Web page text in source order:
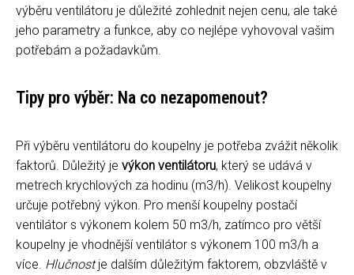
výběru ventilátoru je důležité zohlednit nejen cenu, ale také
jeho parametry a funkce, aby co nejlépe vyhovoval vašim
potřebám a požadavkům.
Tipy pro výběr: Na co nezapomenout?
Při výběru ventilátoru do koupelny je potřeba zvážit několik
faktorů. Důležitý je výkon ventilátoru, který se udává v
metrech krychlových za hodinu (m3/h). Velikost koupelny
určuje potřebný výkon. Pro menší koupelny postačí
ventilátor s výkonem kolem 50 m3/h, zatímco pro větší
koupelny je vhodnější ventilátor s výkonem 100 m3/h a
více. Hlučnostje dalším důležitým faktorem, obzvláště v